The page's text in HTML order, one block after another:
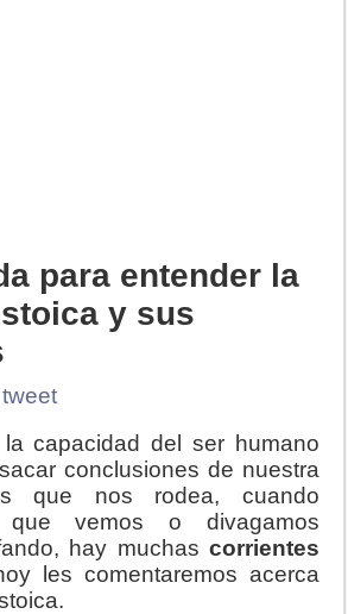
para entender la
y sus
tweet
capacidad del ser humano
conclusiones de nuestra
que nos rodea, cuando
vemos o divagamos
hay muchas corrientes
les comentaremos acerca